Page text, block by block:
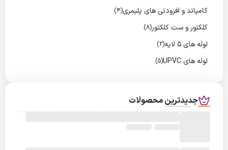
کامپاند و افزودنی های پلیمری(4)
کلکتور و ست کلکتور(8)
لوله های 5 لایه (2)
لوله های UPVC (5)
جدیدترین محصولات